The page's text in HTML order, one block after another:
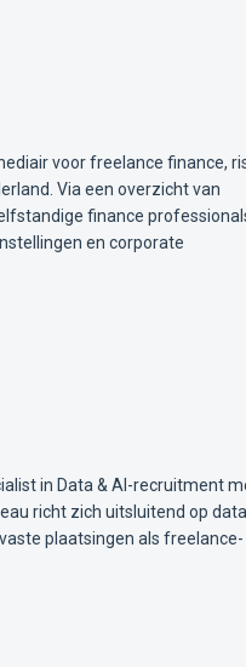
voor freelance finance,
Via een overzicht van
finance
en corporate
in Data & AI-recruitment
richt zich uitsluitend op
plaatsingen als freelance-